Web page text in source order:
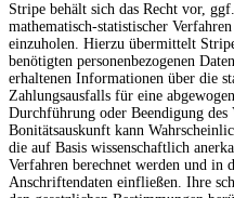
Stripe behält sich das Recht vor,
mathematisch-statistischer
einzuholen. Hierzu übermittelt
benötigten personenbezogenen
erhaltenen Informationen über die
Zahlungsausfalls für eine
Durchführung oder Beendigung des
Bonitätsauskunft kann
die auf Basis wissenschaftlich
Verfahren berechnet werden und in
Anschriftendaten einfließen. Ihre